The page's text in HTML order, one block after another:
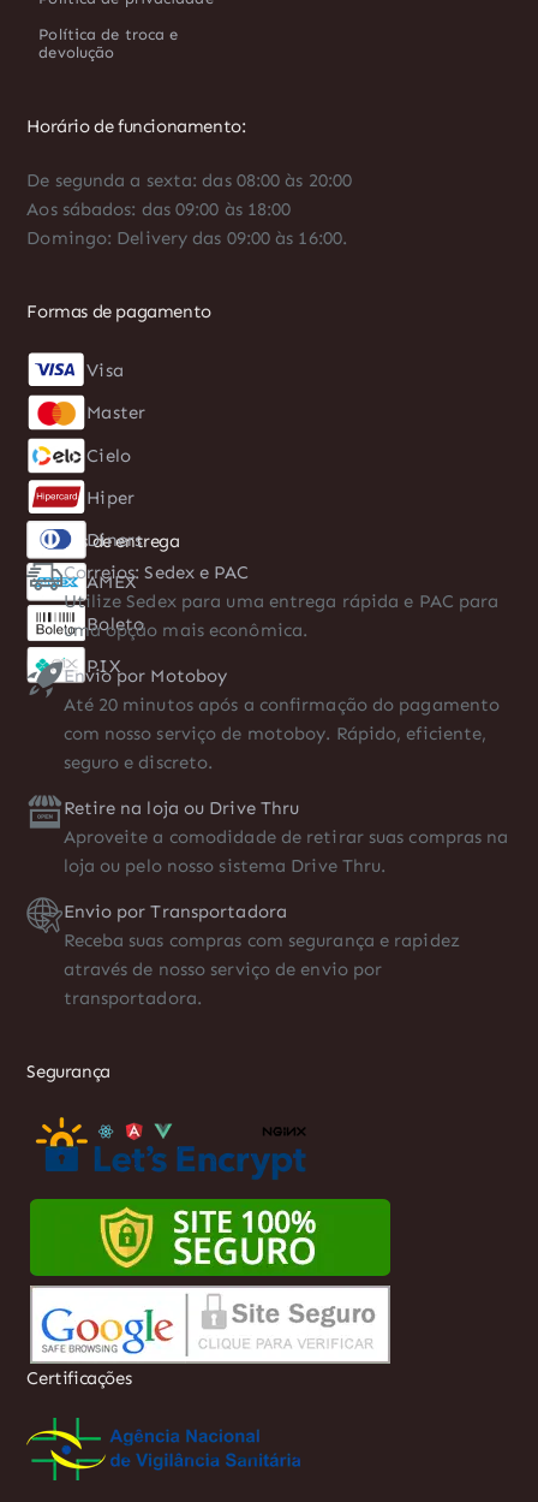
Política de troca e
devolução
Horário de funcionamento:
De segunda a sexta: das 08:00 às 20:00
Aos sábados: das 09:00 às 18:00
Domingo: Delivery das 09:00 às 16:00.
Formas de pagamento
Visa
Master
Cielo
Hiper
Formas de entrega
Correios: Sedex e PAC
Utilize Sedex para uma entrega rápida e PAC para
uma opção mais econômica.
Envio por Motoboy
Até 20 minutos após a confirmação do pagamento
com nosso serviço de motoboy. Rápido, eficiente,
seguro e discreto.
Retire na loja ou Drive Thru
Aproveite a comodidade de retirar suas compras na
loja ou pelo nosso sistema Drive Thru.
Envio por Transportadora
Receba suas compras com segurança e rapidez
através de nosso serviço de envio por
transportadora.
Segurança
Certificações